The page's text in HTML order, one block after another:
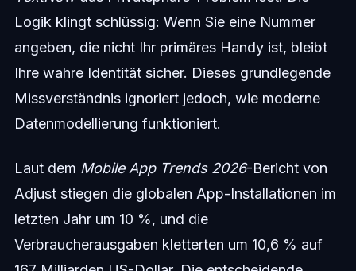
Logik klingt schlüssig: Wenn Sie eine Nummer
angeben, die nicht Ihr primäres Handy ist, bleibt
Ihre wahre Identität sicher. Dieses grundlegende
Missverständnis ignoriert jedoch, wie moderne
Datenmodellierung funktioniert.
Laut dem Mobile App Trends 2026-Bericht von
Adjust stiegen die globalen App-Installationen im
letzten Jahr um 10 %, und die
Verbraucherausgaben kletterten um 10,6 % auf